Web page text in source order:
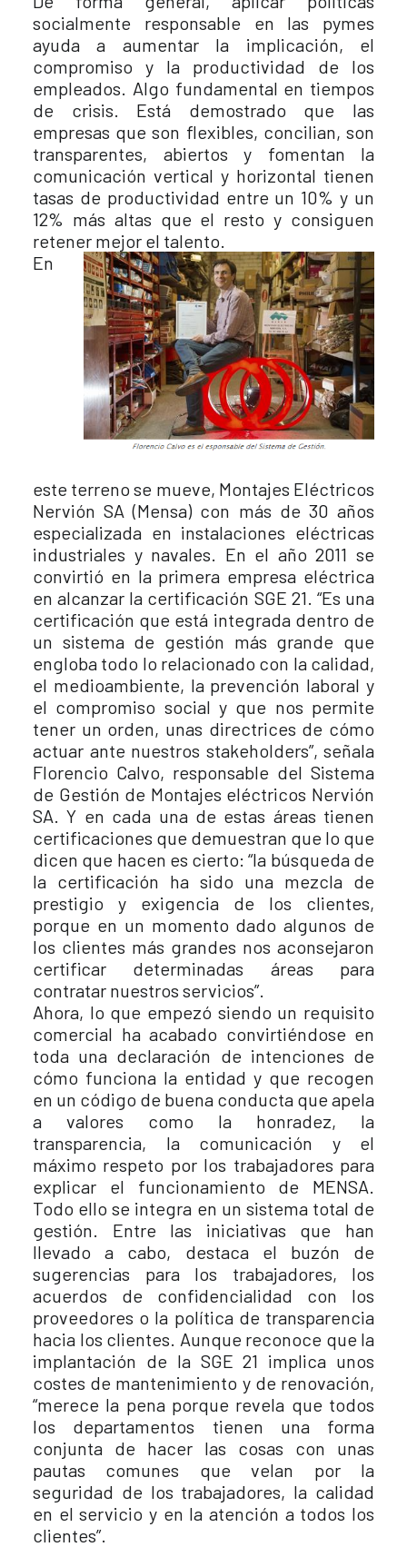
socialmente responsable en las pymes
ayuda a aumentar la implicación, el
compromiso y la productividad de los
empleados. Algo fundamental en tiempos
de crisis. Está demostrado que las
empresas que son flexibles, concilian, son
transparentes, abiertos y fomentan la
comunicación vertical y horizontal tienen
tasas de productividad entre un 10% y un
12% más altas que el resto y consiguen
retener mejor el talento.
En
este terreno se mueve, Montajes Eléctricos
Nervión SA (Mensa) con más de 30 años
especializada en instalaciones eléctricas
industriales y navales. En el año 2011 se
convirtió en la primera empresa eléctrica
en alcanzar la certificación SGE 21. “Es una
certificación que está integrada dentro de
un sistema de gestión más grande que
engloba todo lo relacionado con la calidad,
el medioambiente, la prevención laboral y
el compromiso social y que nos permite
tener un orden, unas directrices de cómo
actuar ante nuestros stakeholders”, señala
Florencio Calvo, responsable del Sistema
de Gestión de Montajes eléctricos Nervión
SA. Y en cada una de estas áreas tienen
certificaciones que demuestran que lo que
dicen que hacen es cierto: “la búsqueda de
la certificación ha sido una mezcla de
prestigio y exigencia de los clientes,
porque en un momento dado algunos de
los clientes más grandes nos aconsejaron
certificar determinadas áreas para
contratar nuestros servicios”.
Ahora, lo que empezó siendo un requisito
comercial ha acabado convirtiéndose en
toda una declaración de intenciones de
cómo funciona la entidad y que recogen
en un código de buena conducta que apela
a valores como la honradez, la
transparencia, la comunicación y el
máximo respeto por los trabajadores para
explicar el funcionamiento de MENSA.
Todo ello se integra en un sistema total de
gestión. Entre las iniciativas que han
llevado a cabo, destaca el buzón de
sugerencias para los trabajadores, los
acuerdos de confidencialidad con los
proveedores o la política de transparencia
hacia los clientes. Aunque reconoce que la
implantación de la SGE 21 implica unos
costes de mantenimiento y de renovación,
“merece la pena porque revela que todos
los departamentos tienen una forma
conjunta de hacer las cosas con unas
pautas comunes que velan por la
seguridad de los trabajadores, la calidad
en el servicio y en la atención a todos los
clientes”.